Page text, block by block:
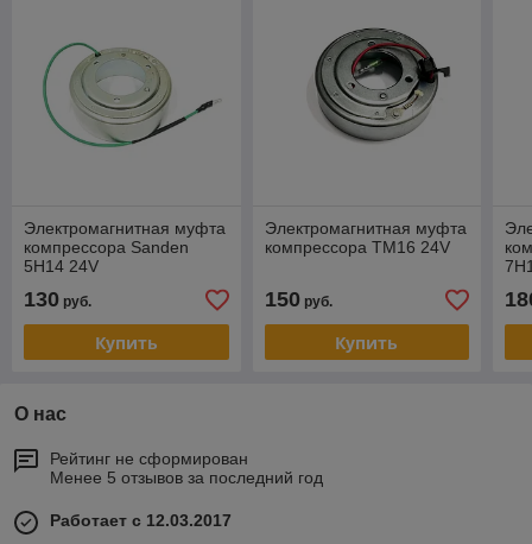
Электромагнитная муфта
компрессора Sanden
5H14 24V
130 руб.
Купить
Электромагнитная муфта
компрессора TM16 24V
150руб.
Купить
О нас
Рейтинг не сформирован
Менее 5 отзывов за последний год
Работает с 12.03.2017